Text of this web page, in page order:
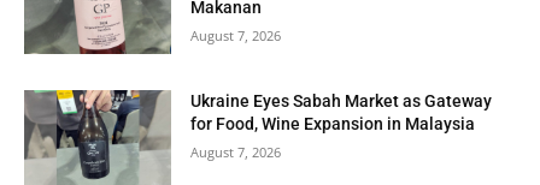
Makanan
August 7, 2026
Ukraine Eyes Sabah Market as Gateway
for Food, Wine Expansion in Malaysia
August 7, 2026